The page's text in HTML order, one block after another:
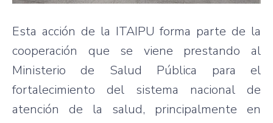
Esta acción de la ITAIPU forma parte de la
cooperación que se viene prestando al
Ministerio de Salud Pública para el
fortalecimiento del sistema nacional de
atención de la salud, principalmente en